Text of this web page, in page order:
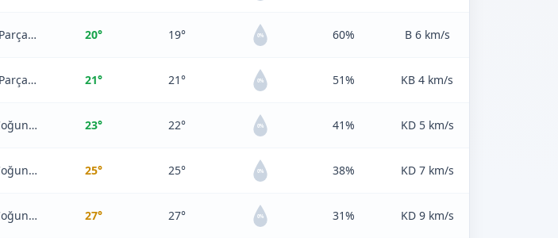
Parçalı Bulutlu 20° 19° 0% 60% B 6 km/s
Parçalı Bulutlu 21° 21° 0% 51% KB 4 km/s
Çoğunlukla Açık 23° 22° 0% 41% KD 5 km/s
Çoğunlukla Açık 25° 25° 0% 38% KD 7 km/s
Çoğunlukla Açık 27° 27° 0% 31% KD 9 km/s